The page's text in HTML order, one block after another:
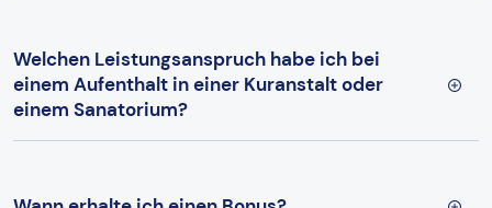
Welchen Leistungsanspruch habe ich bei
einem Aufenthalt in einer Kuranstalt oder
einem Sanatorium?